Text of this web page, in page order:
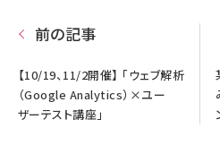
前の記事
【10/19、11/2開催】 「ウェブ解析
（Google Analytics）×ユー
ザーテスト講座」